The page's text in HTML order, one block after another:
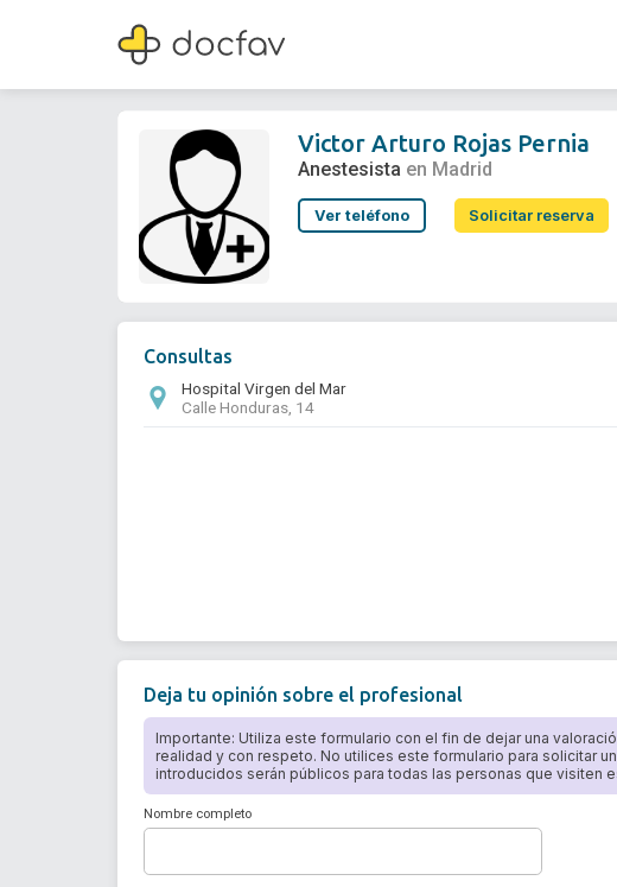
Victor Arturo Rojas Pernia
Anestesista
Victor Arturo Rojas Pernia
Anestesista en Madrid
Ver teléfono Solicitar reserva
Consultas
Hospital Virgen del Mar
Calle Honduras, 14
Deja tu opinión sobre el profesional
Importante: Utiliza este formulario con el fin de dejar una
realidad y con respeto. No utilices este formulario para solicitar
introducidos serán públicos para todas las personas que visiten
Nombre completo